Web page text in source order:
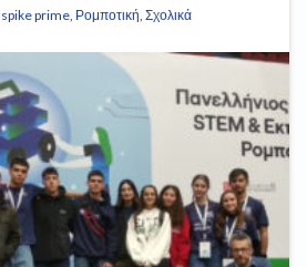
spike prime, Ρομποτική, Σχολικά